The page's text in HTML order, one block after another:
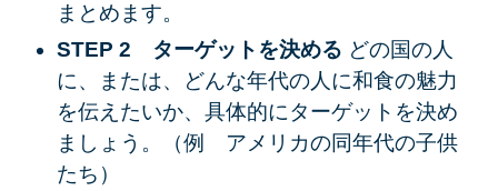
まとめます。
STEP 2 ターゲットを決める どの国の人
に、または、どんな年代の人に和食の魅力
を伝えたいか、具体的にターゲットを決め
ましょう。（例 アメリカの同年代の子供
たち）